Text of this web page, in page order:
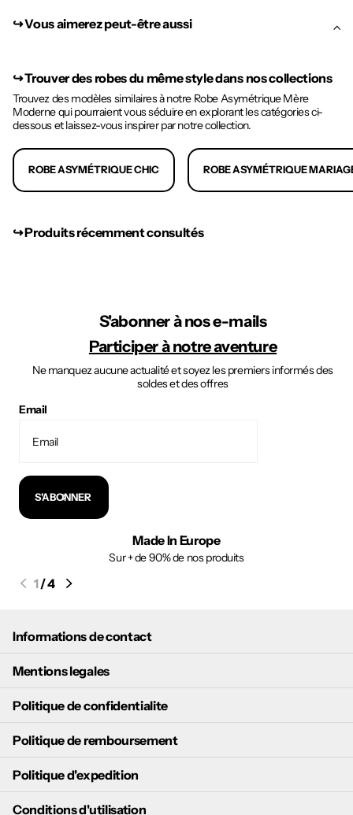
↪︎ Vous aimerez peut-être aussi
↪︎Trouver des robes du même style dans nos collections
Trouvez des modèles similaires à notre Robe Asymétrique Mère
Moderne qui pourraient vous séduire en explorant les catégories ci-
dessous et laissez-vous inspirer par notre collection.
ROBE ASYMÉTRIQUE CHIC ROBE ASYMÉTRIQUE
↪︎ Produits récemment consultés
S'abonner à nos e-mails
Participer à notre aventure
Ne manquez aucune actualité et soyez les premiers informés des
soldes et des offres
Email
S'ABONNER
Made In Europe
Sur + de 90% de nos produits
1/4
Informations de contact
Mentions legales
Politique de confidentialite
Politique de remboursement
Politique d'expedition
Conditions d'utilisation